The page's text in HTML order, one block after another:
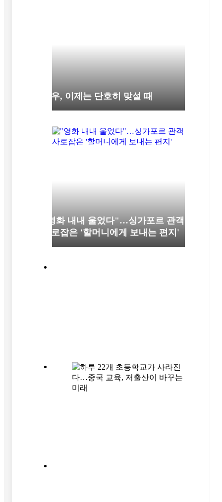
극우, 이제는 단호히 맞설 때
"영화 내내 울었다"…싱가포르 관객
사로잡은 '할머니에게 보내는 편지'